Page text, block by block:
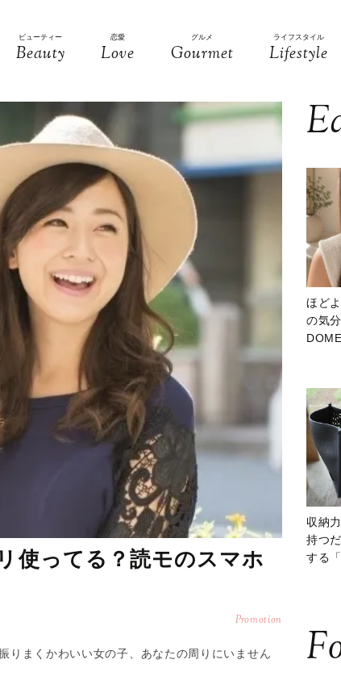
ビューティー
Beauty
恋愛
Love
グルメ
Gourmet
ライフスタイル
Lifestyle
使ってる？読モのスマホ
Promotion
りまくかわいい女の子、あなたの周りにいません
ほど
の気
収納
持つ
する
ート